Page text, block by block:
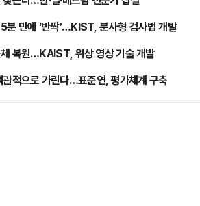
분 만에 ‘반짝’…KIST, 분사형 검사법 개발
복원…KAIST, 위상 영상 기술 개발
적으로 가린다…표준연, 평가체계 구축